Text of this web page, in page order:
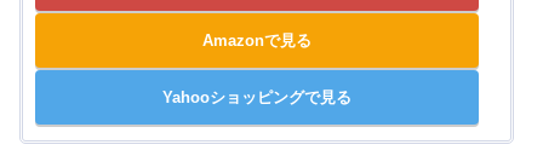
Amazonで見る
Yahooショッピングで見る